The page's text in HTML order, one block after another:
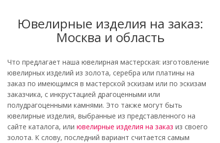
Ювелирные изделия на заказ:
Москва и область
Что предлагает наша ювелирная мастерская: изготовление
ювелирных изделий из золота, серебра или платины на
заказ по имеющимся в мастерской эскизам или по эскизам
заказчика, с инкрустацией драгоценными или
полудрагоценными камнями. Это также могут быть
ювелирные изделия, выбранные из представленного на
сайте каталога, или ювелирные изделия на заказ из своего
золота. К слову, последний вариант считается самым